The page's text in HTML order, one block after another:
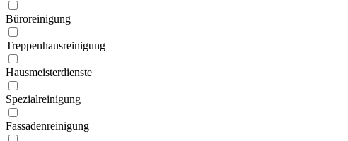
Büroreinigung
Treppen­hausreinigung
Hausmeister­dienste
Spezial­reinigung
Fassaden­reinigung